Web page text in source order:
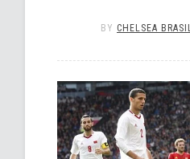
BY CHELSEA BRASIL